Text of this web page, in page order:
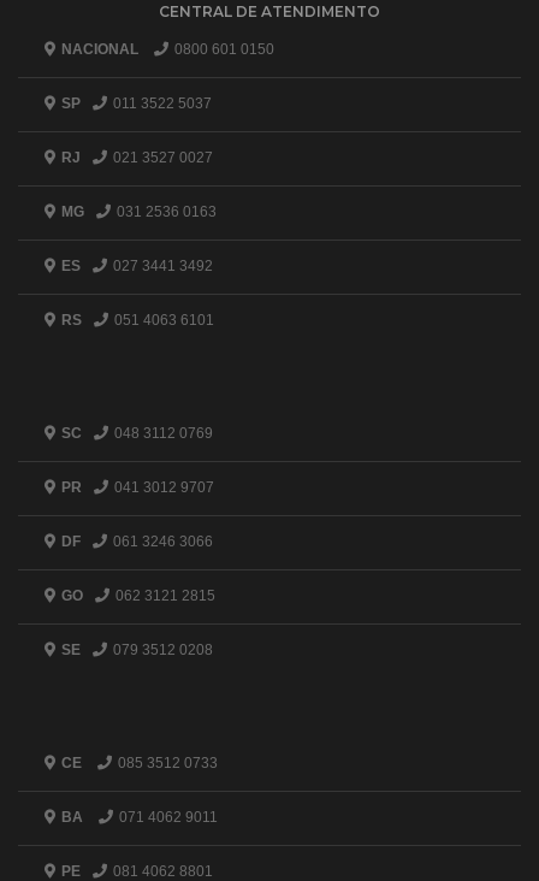
CENTRAL DE ATENDIMENTO
NACIONAL 0800 601 0150
SP 011 3522 5037
RJ 021 3527 0027
MG 031 2536 0163
ES 027 3441 3492
RS 051 4063 6101
SC 048 3112 0769
PR 041 3012 9707
DF 061 3246 3066
GO 062 3121 2815
SE 079 3512 0208
CE 085 3512 0733
BA 071 4062 9011
PE 081 4062 8801